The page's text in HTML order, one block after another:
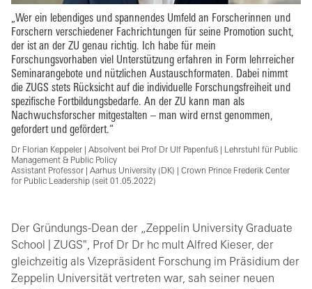
„Wer ein lebendiges und spannendes Umfeld an Forscherinnen und
Forschern verschiedener Fachrichtungen für seine Promotion sucht,
der ist an der ZU genau richtig. Ich habe für mein
Forschungsvorhaben viel Unterstützung erfahren in Form lehrreicher
Seminarangebote und nützlichen Austauschformaten. Dabei nimmt
die ZUGS stets Rücksicht auf die individuelle Forschungsfreiheitund
spezifische Fortbildungsbedarfe. An der ZU kann man als
Nachwuchsforscher mitgestalten – man wird ernst genommen,
gefordert und gefördert.“
Dr Florian Keppeler | Absolvent bei Prof Dr Ulf Papenfuß | Lehrstuhl für Public
Management & Public Policy
Assistant Professor | Aarhus University (DK) | Crown Prince Frederik Center
for Public Leadership (seit 01.05.2022)
Der Gründungs-Dean der „Zeppelin University Graduate
School | ZUGS", Prof Dr Dr hc mult Alfred Kieser, der
gleichzeitig als Vizepräsident Forschung im Präsidium der
Zeppelin Universität vertreten war, sah seiner neuen